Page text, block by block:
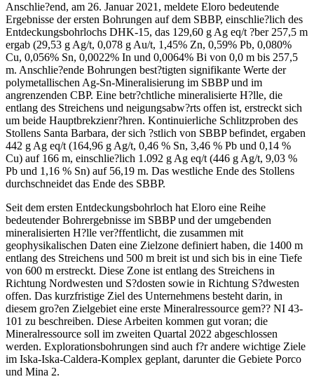
Anschlie?end, am 26. Januar 2021, meldete Eloro bedeutende
Ergebnisse der ersten Bohrungen auf dem SBBP, einschlie?lich des
Entdeckungsbohrlochs DHK-15, das 129,60 g Ag eq/t ?ber 257,5 m
ergab (29,53 g Ag/t, 0,078 g Au/t, 1,45% Zn, 0,59% Pb, 0,080%
Cu, 0,056% Sn, 0,0022% In und 0,0064% Bi von 0,0 m bis 257,5
m. Anschlie?ende Bohrungen best?tigten signifikante Werte der
polymetallischen Ag-Sn-Mineralisierung im SBBP und im
angrenzenden CBP. Eine betr?chtliche mineralisierte H?lle, die
entlang des Streichens und neigungsabw?rts offen ist, erstreckt sich
um beide Hauptbrekzienr?hren. Kontinuierliche Schlitzproben des
Stollens Santa Barbara, der sich ?stlich von SBBP befindet, ergaben
442 g Ag eq/t (164,96 g Ag/t, 0,46 % Sn, 3,46 % Pb und 0,14 %
Cu) auf 166 m, einschlie?lich 1.092 g Ag eq/t (446 g Ag/t, 9,03 %
Pb und 1,16 % Sn) auf 56,19 m. Das westliche Ende des Stollens
durchschneidet das Ende des SBBP.
Seit dem ersten Entdeckungsbohrloch hat Eloro eine Reihe
bedeutender Bohrergebnisse im SBBP und der umgebenden
mineralisierten H?lle ver?ffentlicht, die zusammen mit
geophysikalischen Daten eine Zielzone definiert haben, die 1400 m
entlang des Streichens und 500 m breit ist und sich bis in eine Tiefe
von 600 m erstreckt. Diese Zone ist entlang des Streichens in
Richtung Nordwesten und S?dosten sowie in Richtung S?dwesten
offen. Das kurzfristige Ziel des Unternehmens besteht darin, in
diesem gro?en Zielgebiet eine erste Mineralressource gem?? NI 43-
101 zu beschreiben. Diese Arbeiten kommen gut voran; die
Mineralressource soll im zweiten Quartal 2022 abgeschlossen
werden. Explorationsbohrungen sind auch f?r andere wichtige Ziele
im Iska-Iska-Caldera-Komplex geplant, darunter die Gebiete Porco
und Mina 2.